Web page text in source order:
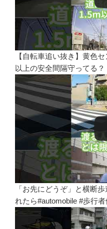
【自転車追い抜き】黄色
以上の安全間隔守ってる？
「お先にどうぞ」と横断
れたら#automobile #歩行